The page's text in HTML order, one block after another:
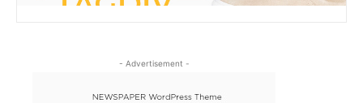
- Advertisement -